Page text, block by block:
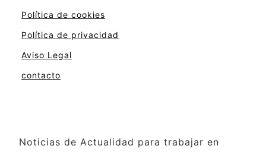
Política de cookies
Política de privacidad
Aviso Legal
contacto
Noticias de Actualidad para trabajar en